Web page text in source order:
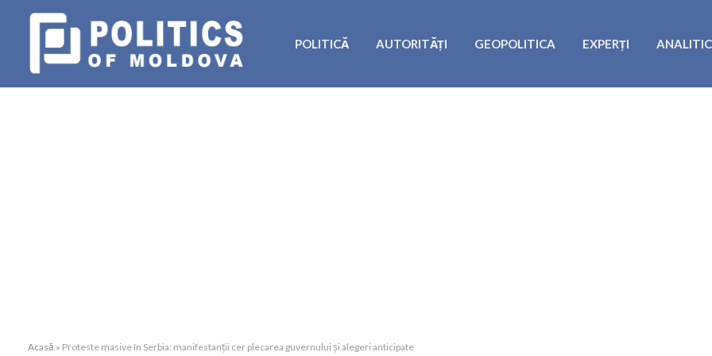
POLITICĂ AUTORITĂȚI GEOPOLITICA EXPERȚI
Acasă » Proteste masive în Serbia: manifestanții cer plecarea guvernului și alegeri anticipate